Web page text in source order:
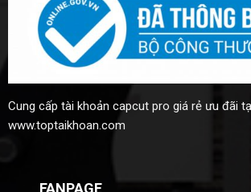
Cung cấp tài khoản capcut pro giá rẻưu đãi
www.toptaikhoan.com
FANPAGE